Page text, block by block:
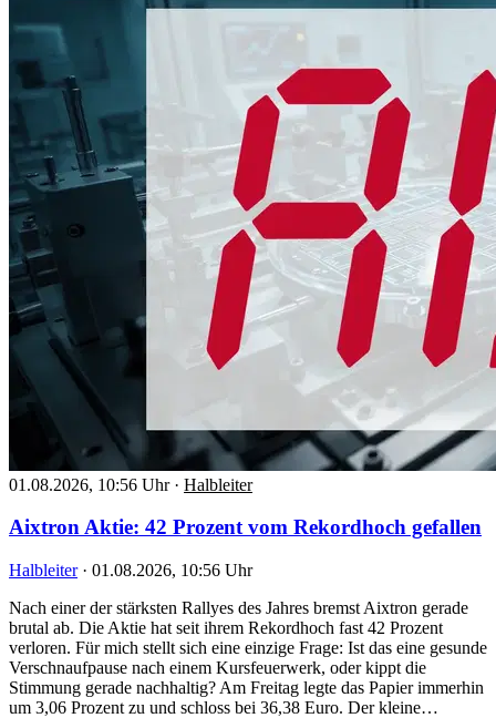
01.08.2026, 10:56 Uhr · Halbleiter
Aixtron Aktie: 42 Prozent vom Rekordhoch gefallen
Halbleiter · 01.08.2026, 10:56 Uhr
Nach einer der stärksten Rallyes des Jahres bremst Aixtron gerade
brutal ab. Die Aktie hat seit ihrem Rekordhoch fast 42 Prozent
verloren. Für mich stellt sich eine einzige Frage: Ist das eine gesunde
Verschnaufpause nach einem Kursfeuerwerk, oder kippt die
Stimmung gerade nachhaltig? Am Freitag legte das Papier immerhin
um 3,06 Prozent zu und schloss bei 36,38 Euro. Der kleine…